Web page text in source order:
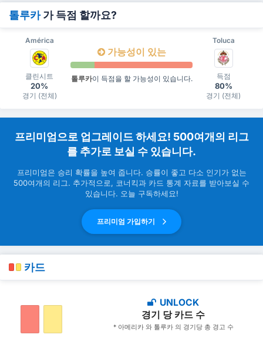
톨루카가 득점 할까요?
América Toluca
클린시트
20%
경기 (전체)
가능성이 있는
톨루카이 득점을 할 가능성이 있습니다. 득점
80%
경기 (전체)
프리미엄으로 업그레이드 하세요! 500여개의 리그
를 추가로 보실 수 있습니다.
프리미엄은 승리 확률을 높여 줍니다. 승률이 좋고 다소 인기가 없는
500여개의 리그. 추가적으로, 코너킥과 카드 통계 자료를 받아보실 수
있습니다. 오늘 구독하세요!
프리미엄 가입하기
카드
UNLOCK
경기 당 카드 수
* 아메리카 와 톨루카 의 경기당 총 경고 수